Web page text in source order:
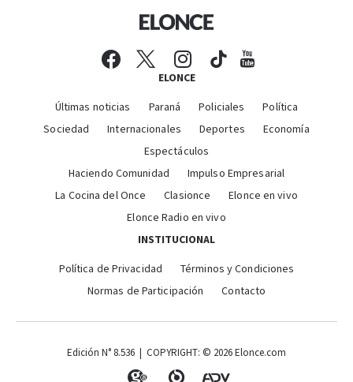
ELONCE
Últimas noticias Paraná Policiales
Política
Sociedad
Internacionales Deportes
Economía
Espectáculos
Haciendo Comunidad
Impulso Empresarial
La Cocina del Once
Clasionce
Elonce en vivo
Elonce Radio en vivo
INSTITUCIONAL
Política de Privacidad
Términos y Condiciones
Normas de Participación
Contacto
Edición N° 8.536 | COPYRIGHT: © 2026 Elonce.com